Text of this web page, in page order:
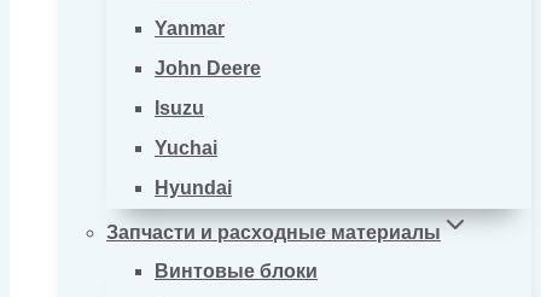
Yanmar
John Deere
Isuzu
Yuchai
Hyundai
Запчасти и расходные материалы
Винтовые блоки